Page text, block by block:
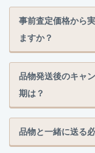
事前査定価格から
ますか？
品物発送後のキャ
期は？
品物と一緒に送る